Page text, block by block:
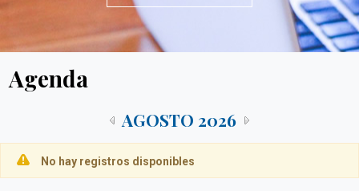
Agenda
AGOSTO 2026
No hay registros disponibles